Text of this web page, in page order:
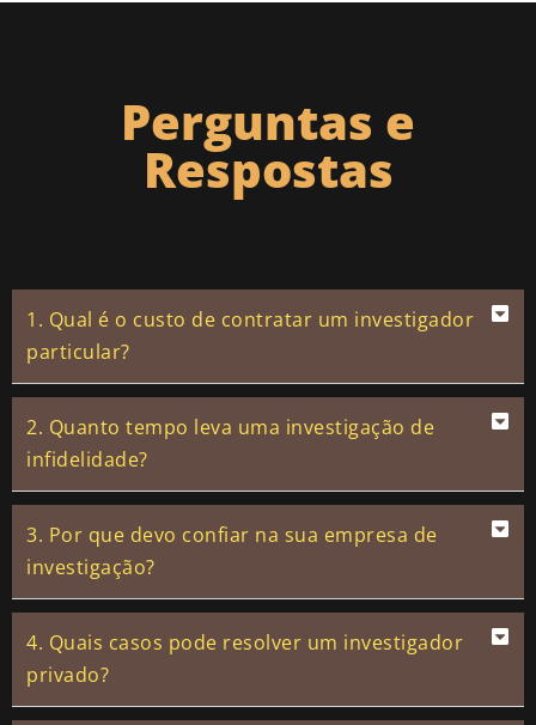
Perguntas e
Respostas
1. Qual é o custo de contratar um investigador
particular?
2. Quanto tempo leva uma investigação de
infidelidade?
3. Por que devo confiar na sua empresa de
investigação?
4. Quais casos pode resolver um investigador
privado?